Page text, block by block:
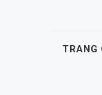
TRANG